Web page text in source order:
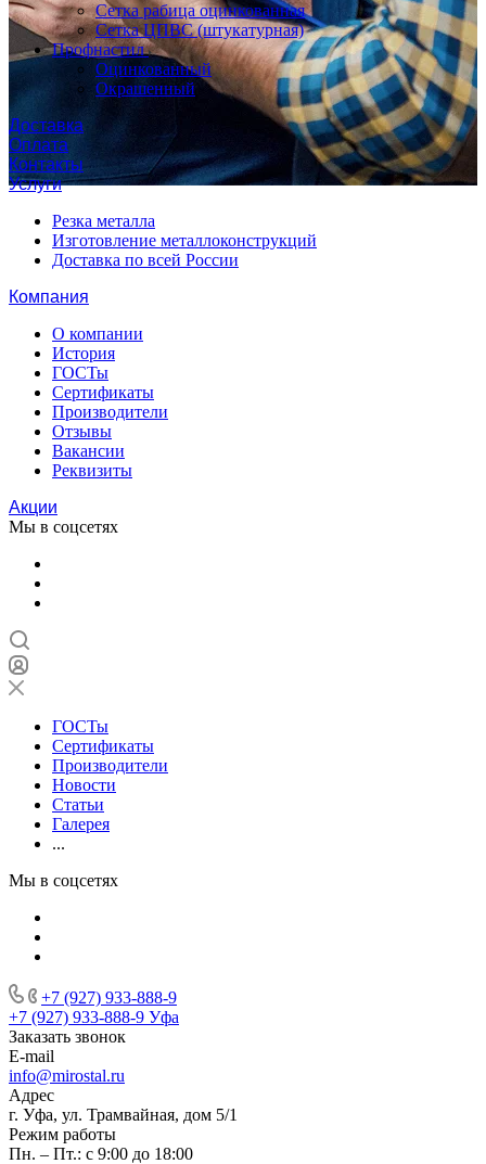
Сетка рабица оцинкованная
Сетка ЦПВС (штукатурная)
Профнастил
Оцинкованный
Окрашенный
Доставка
Оплата
Контакты
Услуги
Резка металла
Изготовление металлоконструкций
Доставка по всей России
Компания
О компании
История
ГОСТы
Сертификаты
Производители
Отзывы
Вакансии
Реквизиты
Акции
Мы в соцсетях
ГОСТы
Сертификаты
Производители
Новости
Статьи
Галерея
...
Мы в соцсетях
+7 (927) 933-888-9
+7 (927) 933-888-9 Уфа
Заказать звонок
E-mail
info@mirostal.ru
Адрес
г. Уфа, ул. Трамвайная, дом 5/1
Режим работы
Пн. – Пт.: с 9:00 до 18:00